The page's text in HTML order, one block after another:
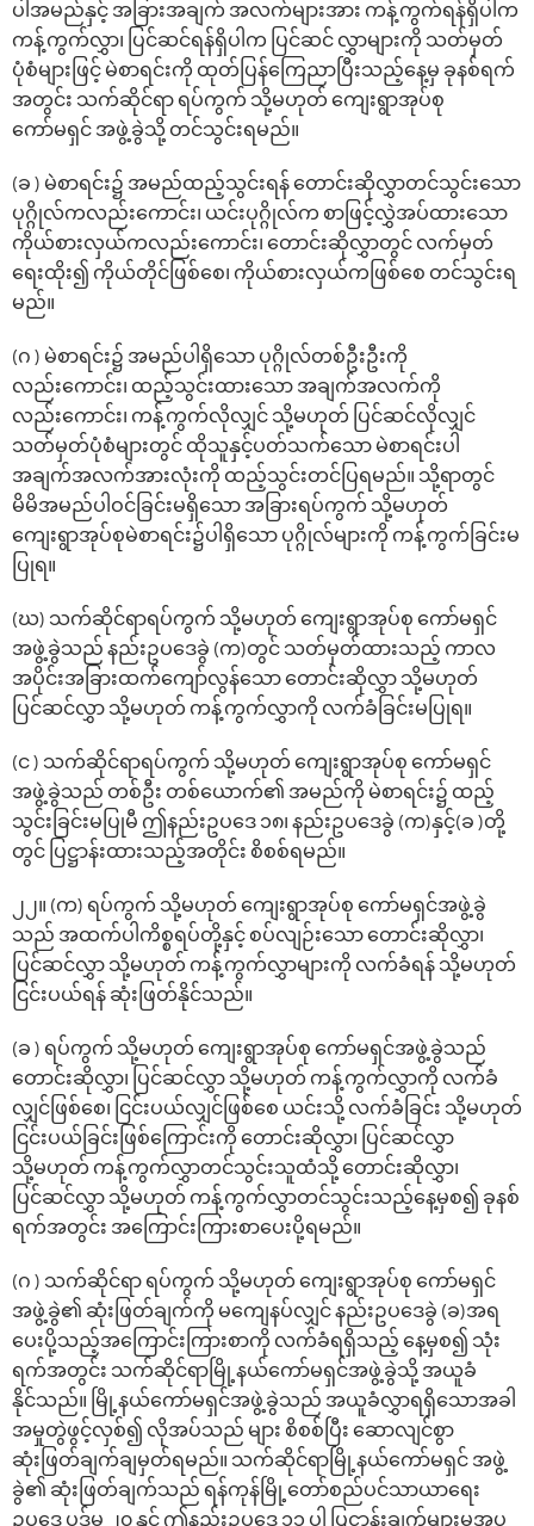
ပါအမည်နှင့် အခြားအချက် အလက်များအား ကန့်ကွက်ရန်ရှိပါက
ကန့်ကွက်လွှာ၊ ပြင်ဆင်ရန်ရှိပါက ပြင်ဆင် လွှာများကို သတ်မှတ်
ပုံစံများဖြင့် မဲစာရင်းကို ထုတ်ပြန်ကြေညာပြီးသည့်နေ့မှ ခုနစ်ရက်
အတွင်း သက်ဆိုင်ရာ ရပ်ကွက် သို့မဟုတ် ကျေးရွာအုပ်စု
ကော်မရှင် အဖွဲ့ခွဲသို့ တင်သွင်းရမည်။
(ခ ) မဲစာရင်း၌ အမည်ထည့်သွင်းရန် တောင်းဆိုလွှာတင်သွင်းသော
ပုဂ္ဂိုလ်ကလည်းကောင်း၊ ယင်းပုဂ္ဂိုလ်က စာဖြင့်လွှဲအပ်ထားသော
ကိုယ်စားလှယ်ကလည်းကောင်း၊ တောင်းဆိုလွှာတွင် လက်မှတ်
ရေးထိုး၍ ကိုယ်တိုင်ဖြစ်စေ၊ ကိုယ်စားလှယ်ကဖြစ်စေ တင်သွင်းရ
မည်။
(ဂ ) မဲစာရင်း၌ အမည်ပါရှိသော ပုဂ္ဂိုလ်တစ်ဦးဦးကို
လည်းကောင်း၊ ထည့်သွင်းထားသော အချက်အလက်ကို
လည်းကောင်း၊ ကန့်ကွက်လိုလျှင် သို့မဟုတ် ပြင်ဆင်လိုလျှင်
သတ်မှတ်ပုံစံများတွင် ထိုသူနှင့်ပတ်သက်သော မဲစာရင်းပါ
အချက်အလက်အားလုံးကို ထည့်သွင်းတင်ပြရမည်။ သို့ရာတွင်
မိမိအမည်ပါဝင်ခြင်းမရှိသော အခြားရပ်ကွက် သို့မဟုတ်
ကျေးရွာအုပ်စုမဲစာရင်း၌ပါရှိသော ပုဂ္ဂိုလ်များကို ကန့်ကွက်ခြင်းမ
ပြုရ။
(ဃ) သက်ဆိုင်ရာရပ်ကွက် သို့မဟုတ် ကျေးရွာအုပ်စု ကော်မရှင်
အဖွဲ့ခွဲသည် နည်းဥပဒေခွဲ (က)တွင် သတ်မှတ်ထားသည့် ကာလ
အပိုင်းအခြားထက်ကျော်လွန်သော တောင်းဆိုလွှာ သို့မဟုတ်
ပြင်ဆင်လွှာ သို့မဟုတ် ကန့်ကွက်လွှာကို လက်ခံခြင်းမပြုရ။
(င ) သက်ဆိုင်ရာရပ်ကွက် သို့မဟုတ် ကျေးရွာအုပ်စု ကော်မရှင်
အဖွဲ့ခွဲသည် တစ်ဦး တစ်ယောက်၏ အမည်ကို မဲစာရင်း၌ ထည့်
သွင်းခြင်းမပြုမီ ဤနည်းဥပဒေ ၁၈၊ နည်းဥပဒေခွဲ (က)နှင့်(ခ )တို့
တွင် ပြဋ္ဌာန်းထားသည့်အတိုင်း စိစစ်ရမည်။
၂၂။ (က) ရပ်ကွက် သို့မဟုတ် ကျေးရွာအုပ်စု ကော်မရှင်အဖွဲ့ခွဲ
သည် အထက်ပါကိစ္စရပ်တို့နှင့် စပ်လျဉ်းသော တောင်းဆိုလွှာ၊
ပြင်ဆင်လွှာ သို့မဟုတ် ကန့်ကွက်လွှာများကို လက်ခံရန် သို့မဟုတ်
ငြင်းပယ်ရန် ဆုံးဖြတ်နိုင်သည်။
(ခ ) ရပ်ကွက် သို့မဟုတ် ကျေးရွာအုပ်စု ကော်မရှင်အဖွဲ့ခွဲသည်
တောင်းဆိုလွှာ၊ ပြင်ဆင်လွှာ သို့မဟုတ် ကန့်ကွက်လွှာကို လက်ခံ
လျှင်ဖြစ်စေ၊ ငြင်းပယ်လျှင်ဖြစ်စေ ယင်းသို့ လက်ခံခြင်း သို့မဟုတ်
ငြင်းပယ်ခြင်းဖြစ်ကြောင်းကို တောင်းဆိုလွှာ၊ ပြင်ဆင်လွှာ
သို့မဟုတ် ကန့်ကွက်လွှာတင်သွင်းသူထံသို့ တောင်းဆိုလွှာ၊
ပြင်ဆင်လွှာ သို့မဟုတ် ကန့်ကွက်လွှာတင်သွင်းသည့်နေ့မှစ၍ ခုနစ်
ရက်အတွင်း အကြောင်းကြားစာပေးပို့ရမည်။
(ဂ ) သက်ဆိုင်ရာ ရပ်ကွက် သို့မဟုတ် ကျေးရွာအုပ်စု ကော်မရှင်
အဖွဲ့ခွဲ၏ ဆုံးဖြတ်ချက်ကို မကျေနပ်လျှင် နည်းဥပဒေခွဲ (ခ)အရ
ပေးပို့သည့်အကြောင်းကြားစာကို လက်ခံရရှိသည့် နေ့မှစ၍ သုံး
ရက်အတွင်း သက်ဆိုင်ရာမြို့နယ်ကော်မရှင်အဖွဲ့ခွဲသို့ အယူခံ
နိုင်သည်။ မြို့နယ်ကော်မရှင်အဖွဲ့ခွဲသည် အယူခံလွှာရရှိသောအခါ
အမှုတွဲဖွင့်လှစ်၍ လိုအပ်သည် များ စိစစ်ပြီး ဆောလျင်စွာ
ဆုံးဖြတ်ချက်ချမှတ်ရမည်။ သက်ဆိုင်ရာမြို့နယ်ကော်မရှင် အဖွဲ့
ခွဲ၏ ဆုံးဖြတ်ချက်သည် ရန်ကုန်မြို့တော်စည်ပင်သာယာရေး
ဥပဒေ ပုဒ်မ ၂၀ နှင့် ဤနည်းဥပဒေ ၁၁ ပါ ပြဋ္ဌာန်းချက်များမှအပ